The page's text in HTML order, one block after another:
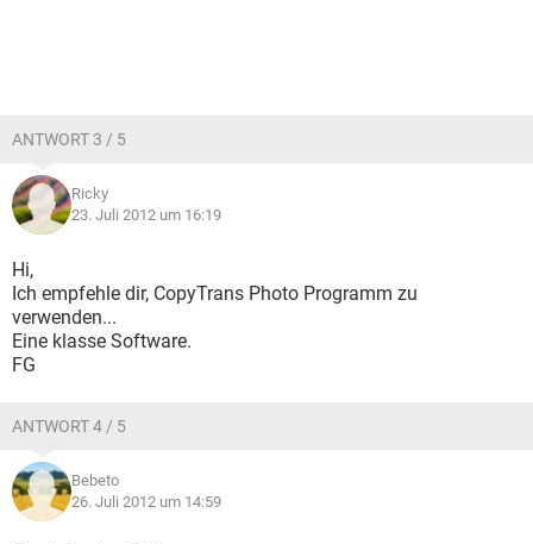
ANTWORT 3 / 5
Ricky
23. Juli 2012 um 16:19
Hi,
Ich empfehle dir, CopyTrans Photo Programm zu
verwenden...
Eine klasse Software.
FG
ANTWORT 4 / 5
Bebeto
26. Juli 2012 um 14:59